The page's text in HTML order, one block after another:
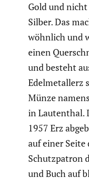
Gold und nicht
Silber. Das
wöhn­lich und
einen
und besteht
Edelme­tallerz
Münze
in Lauten­thal.
1957 Erz
auf einer Seite
Schutz­pa­tron
und Buch auf